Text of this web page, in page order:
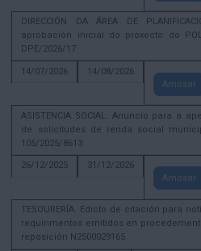
DIRECCIÓN DA ÁREA DE
aprobación inicial do proxecto do
DPE/2026/17
14/07/2026
14/08/2026
Amosar
ASISTENCIA SOCIAL. Anuncio para a
de solicitudes de renda social
105/2025/8613
26/12/2025
31/12/2026
Amosar
TESOURERÍA. Edicto de citación para
requirimentos emitidos en
reposición N2500029165